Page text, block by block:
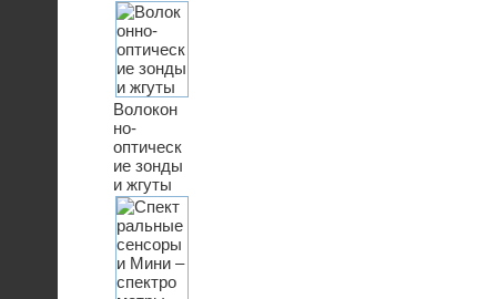
Волокон
но-
оптическ
ие зонды
и жгуты